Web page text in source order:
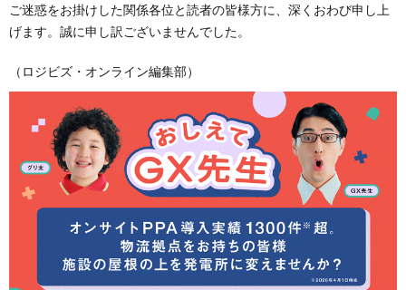
ご迷惑をお掛けした関係各位と読者の皆様方に、深くおわび申し上
げます。誠に申し訳ございませんでした。
（ロジビズ・オンライン編集部）